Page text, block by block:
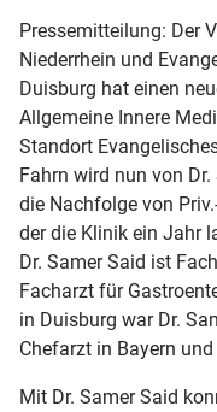
Pressemitteilung: Der
Niederrhein und
Duisburg hat einen
Allgemeine Innere
Standort
Fahrn wird nun von
die Nachfolge von
der die Klinik ein Jahr
Dr. Samer Said ist
Facharzt für
in Duisburg war Dr.
Chefarzt in Bayern
Mit Dr. Samer Said